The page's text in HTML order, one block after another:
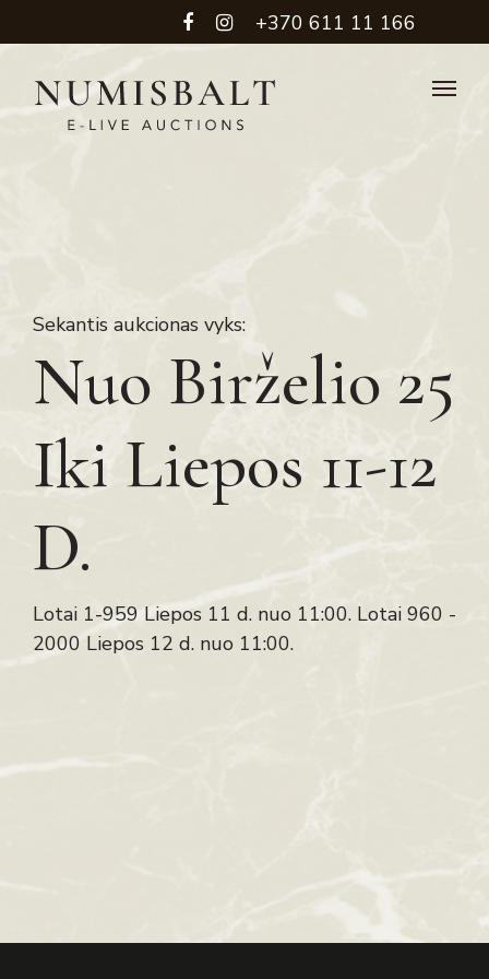
+370 611 11 166
Sekantis aukcionas vyks:
Nuo Birželio 25
Iki Liepos 11-12
D.
Lotai 1-959 Liepos 11 d. nuo 11:00. Lotai 960 -
2000 Liepos 12 d. nuo 11:00.